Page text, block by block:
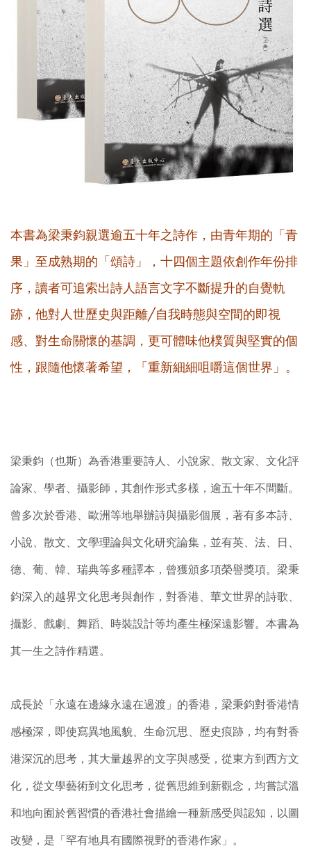
本書為梁秉鈞親選逾五十年之詩作，由青年期的「青
果」至成熟期的「頌詩」，十四個主題依創作年份排
序，讀者可追索出詩人語言文字不斷提升的自覺軌
跡，他對人世歷史與距離╱自我時態與空間的即視
感、對生命關懷的基調，更可體味他樸質與堅實的個
性，跟隨他懷著希望，「重新細細咀嚼這個世界」。
梁秉鈞（也斯）為香港重要詩人、小說家、散文家、文化評
論家、學者、攝影師，其創作形式多樣，逾五十年不間斷。
曾多次於香港、歐洲等地舉辦詩與攝影個展，著有多本詩、
小說、散文、文學理論與文化研究論集，並有英、法、日、
德、葡、韓、瑞典等多種譯本，曾獲頒多項榮譽獎項。梁秉
鈞深入的越界文化思考與創作，對香港、華文世界的詩歌、
攝影、戲劇、舞蹈、時裝設計等均產生極深遠影響。本書為
其一生之詩作精選。
成長於「永遠在邊緣永遠在過渡」的香港，梁秉鈞對香港情
感極深，即使寫異地風貌、生命沉思、歷史痕跡，均有對香
港深沉的思考，其大量越界的文字與感受，從東方到西方文
化，從文學藝術到文化思考，從舊思維到新觀念，均嘗試溫
和地向囿於舊習慣的香港社會描繪一種新感受與認知，以圖
改變，是「罕有地具有國際視野的香港作家」。